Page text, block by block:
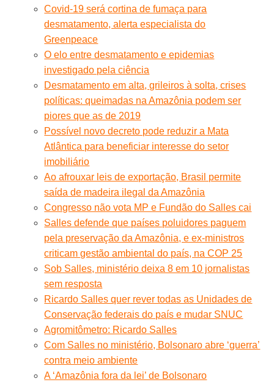
Covid-19 será cortina de fumaça para
desmatamento, alerta especialista do
Greenpeace
O elo entre desmatamento e epidemias
investigado pela ciência
Desmatamento em alta, grileiros à solta, crises
políticas: queimadas na Amazônia podem ser
piores que as de 2019
Possível novo decreto pode reduzir a Mata
Atlântica para beneficiar interesse do setor
imobiliário
Ao afrouxar leis de exportação, Brasil permite
saída de madeira ilegal da Amazônia
Congresso não vota MP e Fundão do Salles cai
Salles defende que países poluidores paguem
pela preservação da Amazônia, e ex-ministros
criticam gestão ambiental do país, na COP 25
Sob Salles, ministério deixa 8 em 10 jornalistas
sem resposta
Ricardo Salles quer rever todas as Unidades de
Conservação federais do país e mudar SNUC
Agromitômetro: Ricardo Salles
Com Salles no ministério, Bolsonaro abre ‘guerra’
contra meio ambiente
A ‘Amazônia fora da lei’ de Bolsonaro